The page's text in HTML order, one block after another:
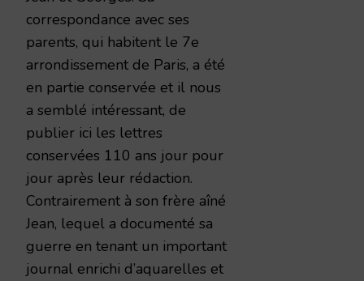
correspondance avec ses
parents, qui habitent le 7e
arrondissement de Paris, a été
en partie conservée et il nous
a semblé intéressant, de
publier ici les lettres
conservées 110 ans jour pour
jour après leur rédaction.
Contrairement à son frère aîné
Jean, lequel a documenté sa
guerre en tenant un important
journal enrichi d’aquarelles et